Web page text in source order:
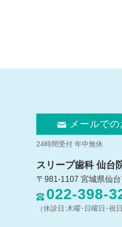
メールで
24時間受付 年中無休
スリープ歯科 仙台
〒981-1107 宮城県仙
022-398-
（休診日:木曜･日曜日･祝日